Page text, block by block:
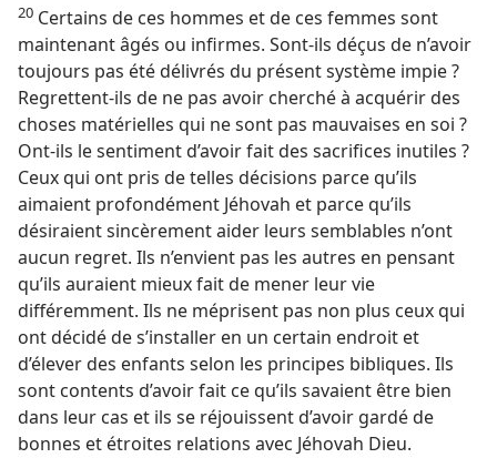
20 Certains de ces hommes et de ces femmes sont
maintenant âgés ou infirmes. Sont-​ils déçus de n’avoir
toujours pas été délivrés du présent système impie ?
Regrettent-​ils de ne pas avoir cherché à acquérir des
choses matérielles qui ne sont pas mauvaises en soi ?
Ont-​ils le sentiment d’avoir fait des sacrifices inutiles ?
Ceux qui ont pris de telles décisions parce qu’ils
aimaient profondément Jéhovah et parce qu’ils
désiraient sincèrement aider leurs semblables n’ont
aucun regret. Ils n’envient pas les autres en pensant
qu’ils auraient mieux fait de mener leur vie
différemment. Ils ne méprisent pas non plus ceux qui
ont décidé de s’installer en un certain endroit et
d’élever des enfants selon les principes bibliques. Ils
sont contents d’avoir fait ce qu’ils savaient être bien
dans leur cas et ils se réjouissent d’avoir gardé de
bonnes et étroites relations avec Jéhovah Dieu.